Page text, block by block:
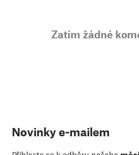
Zatím žádné
Novinky e-mailem